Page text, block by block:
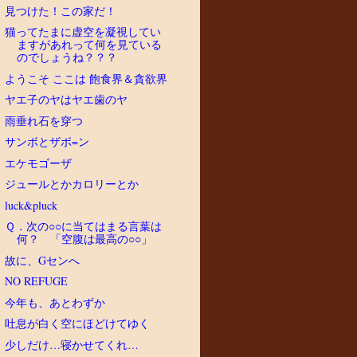
見つけた！この家だ！
猫ってたまに虚空を凝視してい
ますがあれって何を見ている
のでしょうね？？？
ようこそ ここは 飽食界＆貪欲界
ヤエ子のヤはヤエ歯のヤ
雨垂れ石を穿つ
サンボとザボ=ン
エケモゴーザ
ジュールとかカロリーとか
luck&pluck
Ｑ．次の○○に当てはまる言葉は
何？ 「空腹は最高の○○」
故に、Gセンへ
NO REFUGE
今年も、あとわずか
吐息が白く空にほどけてゆく
少しだけ…寝かせてくれ…